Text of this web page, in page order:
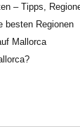
– Tipps,
besten Regionen
Mallorca